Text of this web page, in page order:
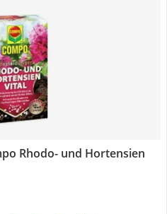
Rhodo- und Hortensien